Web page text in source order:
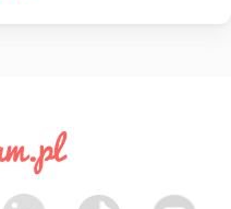
LinkedIn TikTok Youtube